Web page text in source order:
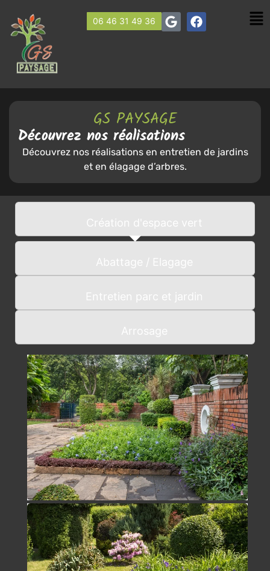
06 46 31 49 36
GS PAYSAGE
Découvrez nos réalisations
Découvrez nos réalisations en entretien de jardins
et en élagage d’arbres.
Création d'espace vert
Abattage / Elagage
Entretien parc et jardin
Arrosage